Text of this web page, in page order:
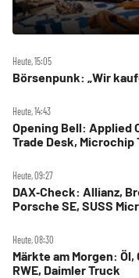
Heute, 15:05
Börsenpunk: „Wir
Heute, 14:43
Opening Bell: Applied
Trade Desk,
Heute, 09:27
DAX‑Check: Allianz,
Porsche SE, SUSS
Heute, 08:30
Märkte am Morgen:
RWE, Daimler Truck